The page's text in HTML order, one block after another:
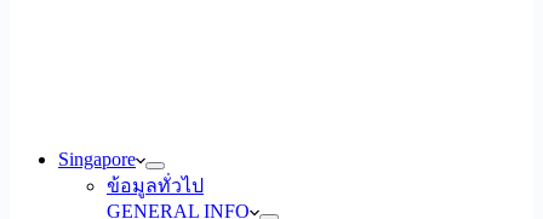
Singapore
ข้อมูลทั่วไป
GENERAL INFO